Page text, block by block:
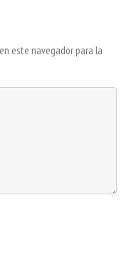
este navegador para la